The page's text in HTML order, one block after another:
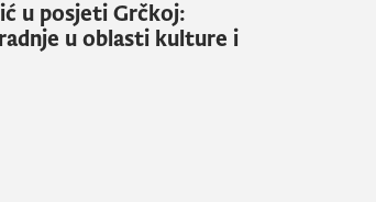
u posjeti Grčkoj:
u oblasti kulture i